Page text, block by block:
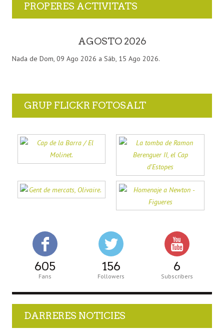
PROPERES ACTIVITATS
AGOSTO 2026
Nada de Dom, 09 Ago 2026 a Sáb, 15 Ago 2026.
GRUP FLICKR FOTOSALT
605
Fans
156
Followers
6
Subscribers
DARRERES NOTICIES